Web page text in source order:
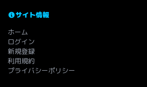
サイト情報
ホーム
ログイン
新規登録
利用規約
プライバシーポリシー